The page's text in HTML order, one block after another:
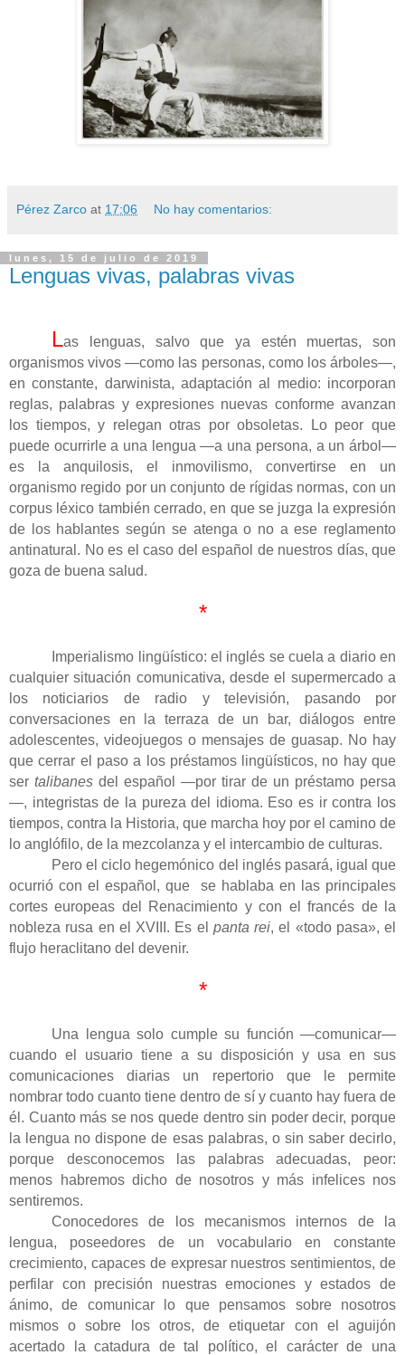
Pérez Zarco at 17:06 No hay comentarios:
lunes, 15 de julio de 2019
Lenguas vivas, palabras vivas
Las lenguas, salvo que ya estén muertas, son
organismos vivos —como las personas, como los árboles—,
en constante, darwinista, adaptación al medio: incorporan
reglas, palabras y expresiones nuevas conforme avanzan
los tiempos, y relegan otras por obsoletas. Lo peor que
puede ocurrirle a una lengua —a una persona, a un árbol—
es la anquilosis, el inmovilismo, convertirse en un
organismo regido por un conjunto de rígidas normas, con un
corpus léxico también cerrado, en que se juzga la expresión
de los hablantes según se atenga o no a ese reglamento
antinatural. No es el caso del español de nuestros días, que
goza de buena salud.
*
Imperialismo lingüístico: el inglés se cuela a diario en
cualquier situación comunicativa, desde el supermercado a
los noticiarios de radio y televisión, pasando por
conversaciones en la terraza de un bar, diálogos entre
adolescentes, videojuegos o mensajes de guasap. No hay
que cerrar el paso a los préstamos lingüísticos, no hay que
ser talibanes del español —por tirar de un préstamo persa
—, integristas de la pureza del idioma. Eso es ir contra los
tiempos, contra la Historia, que marcha hoy por el camino de
lo anglófilo, de la mezcolanza y el intercambio de culturas.
Pero el ciclo hegemónico del inglés pasará, igual que
ocurrió con el español, que
se hablaba en las principales
cortes europeas del Renacimiento y con el francés de la
nobleza rusa en el XVIII. Es el panta rei, el «todo pasa», el
flujo heraclitano del devenir.
*
Una lengua solo cumple su función —comunicar—
cuando el usuario tiene a su disposición y usa en sus
comunicaciones diarias un repertorio que le permite
nombrar todo cuanto tiene dentro de sí y cuanto hay fuera de
él. Cuanto más se nos quede dentro sin poder decir, porque
la lengua no dispone de esas palabras, o sin saber decirlo,
porque desconocemos las palabras adecuadas, peor:
menos habremos dicho de nosotros y más infelices nos
sentiremos.
Conocedores de los mecanismos internos de la
lengua, poseedores de un vocabulario en constante
crecimiento, capaces de expresar nuestros sentimientos, de
perfilar con precisión nuestras emociones y estados de
ánimo, de comunicar lo que pensamos sobre nosotros
mismos o sobre los otros, de etiquetar con el aguijón
acertado la catadura de tal político, el carácter de una